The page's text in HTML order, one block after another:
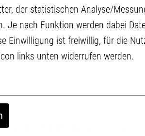
der statistischen Analyse/
Je nach Funktion werden dabei
Einwilligung ist freiwillig, für die
links unten widerrufen werden.
die Zukunft bei uns